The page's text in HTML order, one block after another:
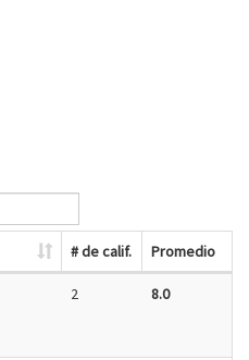
# de calif. Promedio
2 8.0